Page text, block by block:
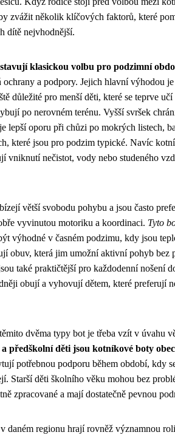
zvážit několik klíčových faktorů, které
dítě nejvhodnější.
klasickou volbu pro podzimní
a podpory. Jejich hlavní výhodou je
důležité pro menší děti, které se teprve
po nerovném terénu. Vyšší svršek
lepší oporu při chůzi po mokrých listech,
které jsou pro podzim typické. Navíc
vniknutí nečistot, vody nebo studeného
větší svobodu pohybu a jsou často
vyvinutou motoriku a koordinaci. Tyto
výhodné v časném podzimu, kdy jsou
obuv, která jim umožní aktivní pohyb bez
také praktičtější pro každodenní nošení
obují a vyhovují dětem, které preferují
dvěma typy bot je třeba vzít v úvahu
předškolní děti jsou kotníkové boty
potřebnou podporu během období, kdy
Starší děti školního věku mohou bez
zpracované a mají dostatečně pevnou
daném regionu hrají rovněž významnou